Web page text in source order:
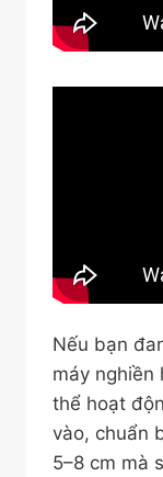
Nếu bạn
máy nghiền
thể hoạt
vào, chuẩn
5–8 cm mà